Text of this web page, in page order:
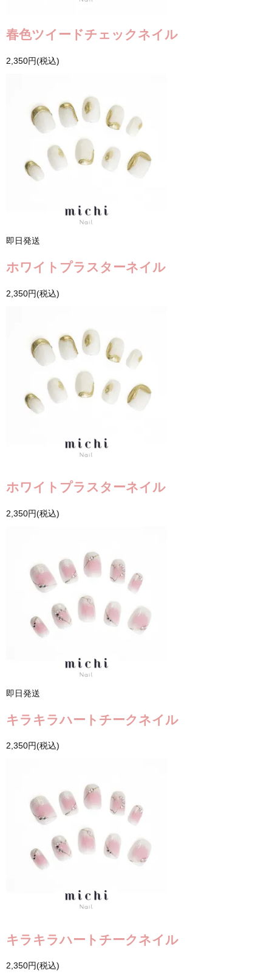
春色ツイードチェックネイル
2,350円(税込)
即日発送
ホワイトプラスターネイル
2,350円(税込)
ホワイトプラスターネイル
2,350円(税込)
即日発送
キラキラハートチークネイル
2,350円(税込)
キラキラハートチークネイル
2,350円(税込)